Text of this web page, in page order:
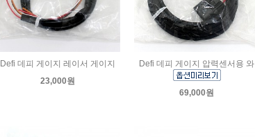
Defi 데피 게이지 레이서 게이지
23,000원
Defi 데피 게이지 압력센서용 와
69,000원